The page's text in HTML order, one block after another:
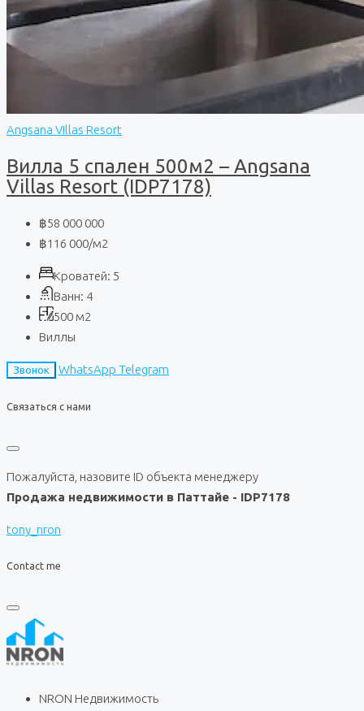
Angsana Villas Resort
Вилла 5 спален 500м2 – Angsana
Villas Resort (IDP7178)
฿58 000 000
฿116 000/м2
Кроватей: 5
Ванн: 4
500 м2
Виллы
Звонок WhatsApp Telegram
Связаться с нами
Пожалуйста, назовите ID объекта менеджеру
Продажа недвижимости в Паттайе - IDP7178
tony_nron
Contact me
NRON Недвижимость